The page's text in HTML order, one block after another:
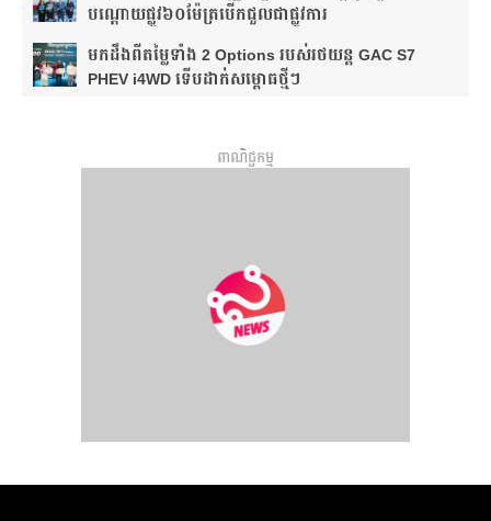
បណ្តោយផ្លូវ​​៦០ម៉ែត្រ​បើកជួលជាផ្លូវការ
មកដឹងពីតម្លៃទាំង 2 Options របស់រថយន្ត GAC S7
PHEV i4WD ទើបដាក់សម្ពោធថ្មីៗ
ពាណិជ្ជកម្ម